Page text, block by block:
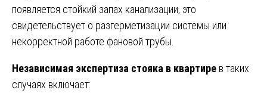
появляется стойкий запах канализации, это
свидетельствует о разгерметизации системы или
некорректной работе фановой трубы.
Независимая экспертиза стояка в квартире в таких
случаях включает: